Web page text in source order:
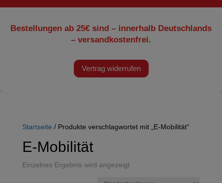
Bestellungen ab 25€ sind – innerhalb Deutschlands
– versandkostenfrei.
Vertrag widerrufen
Startseite / Produkte verschlagwortet mit „E-Mobilität“
E-Mobilität
Einzelnes Ergebnis wird angezeigt